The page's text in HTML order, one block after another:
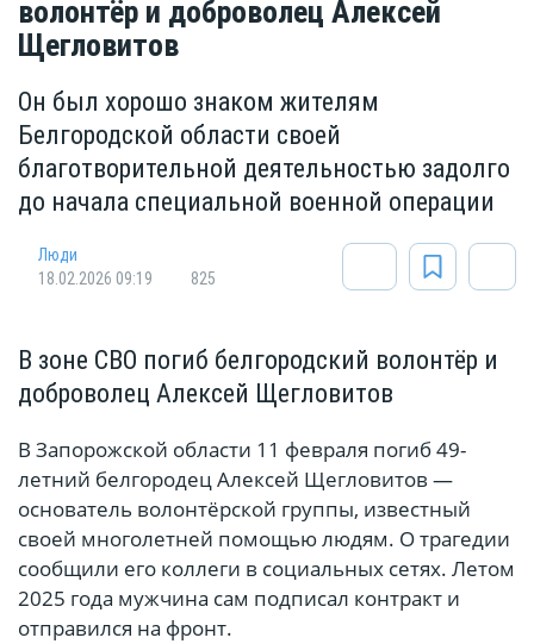
волонтёр и доброволец Алексей
Щегловитов
Он был хорошо знаком жителям
Белгородской области своей
благотворительной деятельностью задолго
до начала специальной военной операции
Люди
18.02.2026 09:19
825
В зоне СВО погиб белгородский волонтёр и
доброволец Алексей Щегловитов
В Запорожской области 11 февраля погиб 49-
летний белгородец Алексей Щегловитов —
основатель волонтёрской группы, известный
своей многолетней помощью людям. О трагедии
сообщили его коллеги в социальных сетях. Летом
2025 года мужчина сам подписал контракт и
отправился на фронт.